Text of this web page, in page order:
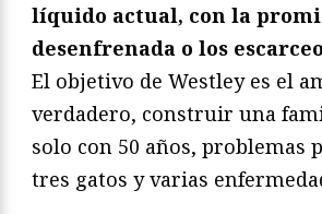
líquido actual, con la
desenfrenada o los
El objetivo de Westley es el
verdadero, construir una
solo con 50 años, problemas
tres gatos y varias